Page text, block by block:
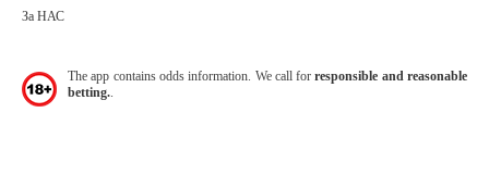
За НАС
The app contains odds information. We call forresponsible and reasonable
betting.